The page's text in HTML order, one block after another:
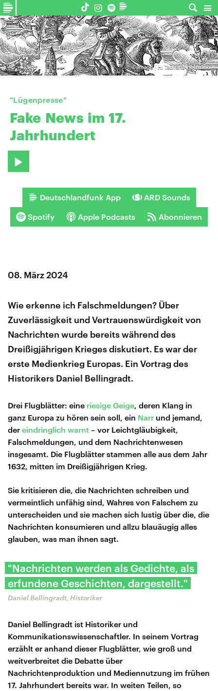
©Imago | H. Tschanz-Hofmann
"Lügenpresse"
Fake News im 17.
Jahrhundert
Deutschlandfunk App ARD Sounds
Spotify Apple Podcasts Abonnieren
08. März 2024
Wie erkenne ich Falschmeldungen? Über
Zuverlässigkeit und Vertrauenswürdigkeit von
Nachrichten wurde bereits während des
Dreißigjährigen Krieges diskutiert. Es war der
erste Medienkrieg Europas. Ein Vortrag des
Historikers Daniel Bellingradt.
Drei Flugblätter: eine riesige Geige , deren Klang in
ganz Europa zu hören sein soll, ein Narr und jemand,
der eindringlich warnt – vor Leichtgläubigkeit,
Falschmeldungen, und dem Nachrichtenwesen
insgesamt. Die Flugblätter stammen alle aus dem Jahr
1632, mitten im Dreißigjährigen Krieg.
Sie kritisieren die, die Nachrichten schreiben und
vermeintlich unfähig sind, Wahres von Falschem zu
unterscheiden und sie machen sich lustig über die, die
Nachrichten konsumieren und allzu blauäugig alles
glauben, was man ihnen sagt.
"Nachrichten werden als Gedichte, als
erfundene Geschichten, dargestellt."
Daniel Bellingradt, Historiker
Daniel Bellingradt ist Historiker und
Kommunikationswissenschaftler. In seinem Vortrag
erzählt er anhand dieser Flugblätter, wie groß und
weitverbreitet die Debatte über
Nachrichtenproduktion und Mediennutzung im frühen
17. Jahrhundert bereits war. In weiten Teilen, so